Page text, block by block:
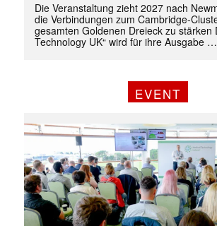
Die Veranstaltung zieht 2027 nach
die Verbindungen zum Cambridge-
gesamten Goldenen Dreieck zu stärken
Technology UK“ wird für ihre Ausgabe …
EVENT